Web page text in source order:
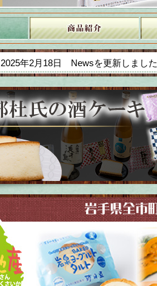
2025年2月18日 Newsを更新しまし
2025年11月13日 今月のイベントを